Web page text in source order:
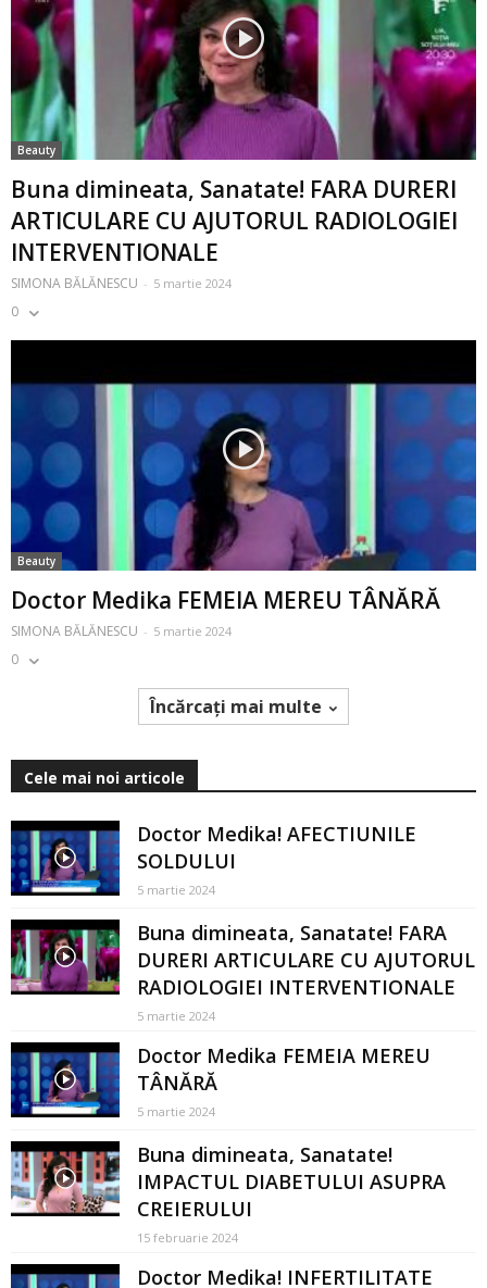
Beauty
Buna dimineata, Sanatate! FARA DURERI
ARTICULARE CU AJUTORUL RADIOLOGIEI
INTERVENTIONALE
SIMONA BĂLĂNESCU - 5 martie 2024
0
Beauty
Doctor Medika FEMEIA MEREU TÂNĂRĂ
SIMONA BĂLĂNESCU - 5 martie 2024
0
Încărcați mai multe
Cele mai noi articole
Doctor Medika! AFECTIUNILE
SOLDULUI
5 martie 2024
Buna dimineata, Sanatate! FARA
DURERI ARTICULARE CU AJUTORUL
RADIOLOGIEI INTERVENTIONALE
5 martie 2024
Doctor Medika FEMEIA MEREU
TÂNĂRĂ
5 martie 2024
Buna dimineata, Sanatate!
IMPACTUL DIABETULUI ASUPRA
CREIERULUI
15 februarie 2024
Doctor Medika! INFERTILITATE